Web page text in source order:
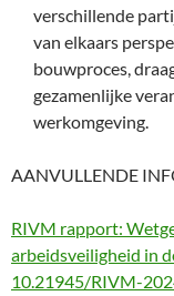
verschillende
van elkaars
bouwproces,
gezamenlijke
werkomgeving.
AANVULLENDE
RIVM rapport:
arbeidsveiligheid in
10.21945/RIVM-